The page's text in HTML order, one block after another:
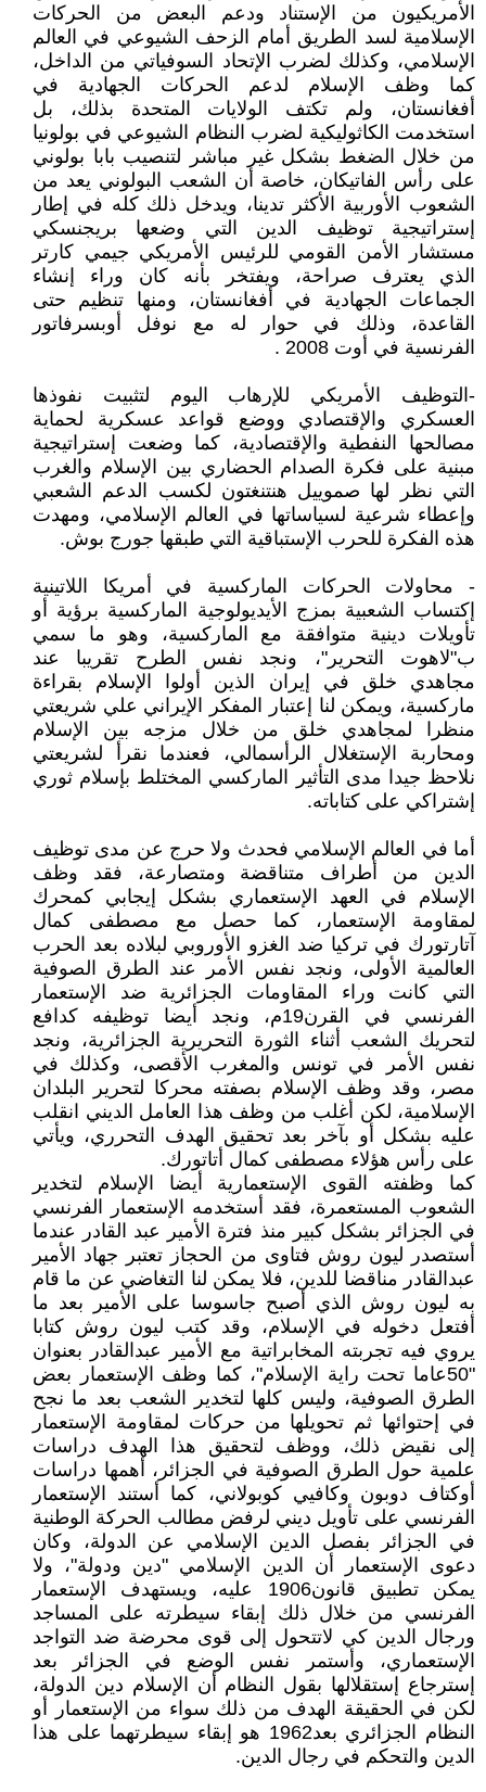
الأمريكيون من الإستناد ودعم البعض من الحركات
الإسلامية لسد الطريق أمام الزحف الشيوعي في العالم
الإسلامي، وكذلك لضرب الإتحاد السوفياتي من الداخل،
كما وظف الإسلام لدعم الحركات الجهادية في
أفغانستان، ولم تكتف الولايات المتحدة بذلك، بل
استخدمت الكاثوليكية لضرب النظام الشيوعي في بولونيا
من خلال الضغط بشكل غير مباشر لتنصيب بابا بولوني
على رأس الفاتيكان، خاصة أن الشعب البولوني يعد من
الشعوب الأوربية الأكثر تدينا، ويدخل ذلك كله في إطار
إستراتيجية توظيف الدين التي وضعها بريجنسكي
مستشار الأمن القومي للرئيس الأمريكي جيمي كارتر
الذي يعترف صراحة، ويفتخر بأنه كان وراء إنشاء
الجماعات الجهادية في أفغانستان، ومنها تنظيم حتى
القاعدة، وذلك في حوار له مع نوفل أوبسرفاتور
الفرنسية في أوت 2008 .
-التوظيف الأمريكي للإرهاب اليوم لتثبيت نفوذها
العسكري والإقتصادي ووضع قواعد عسكرية لحماية
مصالحها النفطية والإقتصادية، كما وضعت إستراتيجية
مبنية على فكرة الصدام الحضاري بين الإسلام والغرب
التي نظر لها صموييل هنتنغتون لكسب الدعم الشعبي
وإعطاء شرعية لسياساتها في العالم الإسلامي، ومهدت
هذه الفكرة للحرب الإستباقية التي طبقها جورج بوش.
- محاولات الحركات الماركسية في أمريكا اللاتينية
إكتساب الشعبية بمزج الأيديولوجية الماركسية برؤية أو
تأويلات دينية متوافقة مع الماركسية، وهو ما سمي
ب"لاهوت التحرير"، ونجد نفس الطرح تقريبا عند
مجاهدي خلق في إيران الذين أولوا الإسلام بقراءة
ماركسية، ويمكن لنا إعتبار المفكر الإيراني علي شريعتي
منظرا لمجاهدي خلق من خلال مزجه بين الإسلام
ومحاربة الإستغلال الرأسمالي، فعندما نقرأ لشريعتي
نلاحظ جيدا مدى التأثير الماركسي المختلط بإسلام ثوري
إشتراكي على كتاباته.
أما في العالم الإسلامي فحدث ولا حرج عن مدى توظيف
الدين من أطراف متناقضة ومتصارعة، فقد وظف
الإسلام في العهد الإستعماري بشكل إيجابي كمحرك
لمقاومة الإستعمار، كما حصل مع مصطفى كمال
آتارتورك في تركيا ضد الغزو الأوروبي لبلاده بعد الحرب
العالمية الأولى، ونجد نفس الأمر عند الطرق الصوفية
التي كانت وراء المقاومات الجزائرية ضد الإستعمار
الفرنسي في القرن19م، ونجد أيضا توظيفه كدافع
لتحريك الشعب أثناء الثورة التحريرية الجزائرية، ونجد
نفس الأمر في تونس والمغرب الأقصى، وكذلك في
مصر، وقد وظف الإسلام بصفته محركا لتحرير البلدان
الإسلامية، لكن أغلب من وظف هذا العامل الديني انقلب
عليه بشكل أو بآخر بعد تحقيق الهدف التحرري، ويأتي
على رأس هؤلاء مصطفى كمال أتاتورك.
كما وظفته القوى الإستعمارية أيضا الإسلام لتخدير
الشعوب المستعمرة، فقد أستخدمه الإستعمار الفرنسي
في الجزائر بشكل كبير منذ فترة الأمير عبد القادر عندما
أستصدر ليون روش فتاوى من الحجاز تعتبر جهاد الأمير
عبدالقادر مناقضا للدين، فلا يمكن لنا التغاضي عن ما قام
به ليون روش الذي أصبح جاسوسا على الأمير بعد ما
أفتعل دخوله في الإسلام، وقد كتب ليون روش كتابا
يروي فيه تجربته المخابراتية مع الأمير عبدالقادر بعنوان
"50عاما تحت راية الإسلام"، كما وظف الإستعمار بعض
الطرق الصوفية، وليس كلها لتخدير الشعب بعد ما نجح
في إحتوائها ثم تحويلها من حركات لمقاومة الإستعمار
إلى نقيض ذلك، ووظف لتحقيق هذا الهدف دراسات
علمية حول الطرق الصوفية في الجزائر، أهمها دراسات
أوكتاف دوبون وكافيي كوبولاني، كما أستند الإستعمار
الفرنسي على تأويل ديني لرفض مطالب الحركة الوطنية
في الجزائر بفصل الدين الإسلامي عن الدولة، وكان
دعوى الإستعمار أن الدين الإسلامي "دين ودولة"، ولا
يمكن تطبيق قانون1906 عليه، ويستهدف الإستعمار
الفرنسي من خلال ذلك إبقاء سيطرته على المساجد
ورجال الدين كي لاتتحول إلى قوى محرضة ضد التواجد
الإستعماري، وأستمر نفس الوضع في الجزائر بعد
إسترجاع إستقلالها بقول النظام أن الإسلام دين الدولة،
لكن في الحقيقة الهدف من ذلك سواء من الإستعمار أو
النظام الجزائري بعد1962 هو إبقاء سيطرتهما على هذا
الدين والتحكم في رجال الدين.